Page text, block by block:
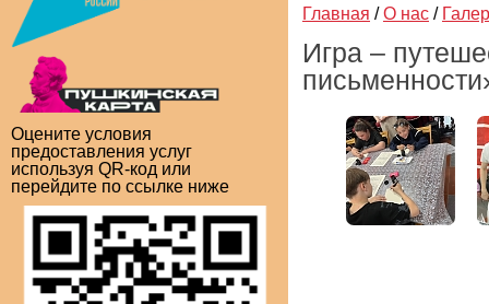
Оцените условия
предоставления услуг
используя QR-код или
перейдите по ссылке ниже
Главная / О нас /
Игра –